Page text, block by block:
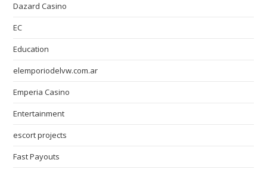
Dazard Casino
EC
Education
elemporiodelvw.com.ar
Emperia Casino
Entertainment
escort projects
Fast Payouts